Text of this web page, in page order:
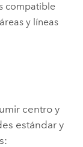
compatible
y líneas
centro y
estándar y